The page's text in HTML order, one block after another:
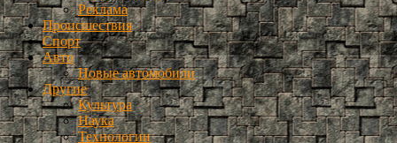
Реклама
Происшествия
Спорт
Авто
Новые автомобили
Другие
Культура
Наука
Технологии